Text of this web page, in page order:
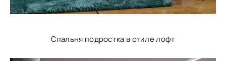
Спальня подростка в стиле лофт